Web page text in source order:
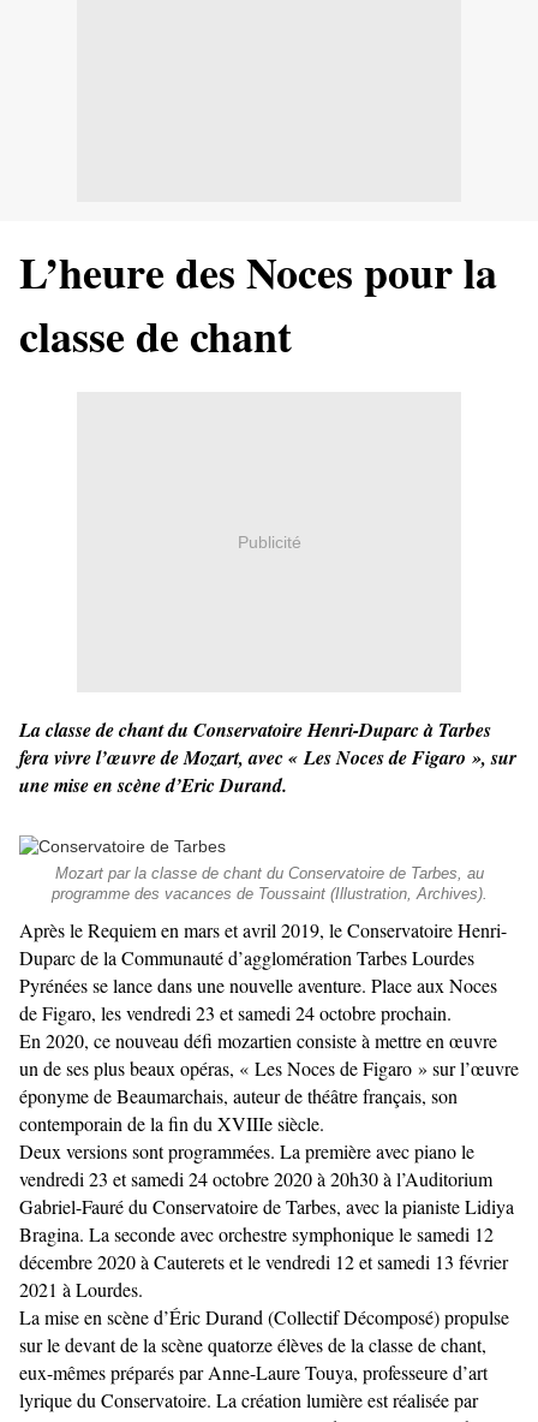
L’heure des Noces pour la
classe de chant
Publicité
La classe de chant du Conservatoire Henri-Duparc à Tarbes
fera vivre l’œuvre de Mozart, avec « Les Noces de Figaro », sur
une mise en scène d’Eric Durand.
Mozart par la classe de chant du Conservatoire de Tarbes, au
programme des vacances de Toussaint (Illustration, Archives).
Après le Requiem en mars et avril 2019, le Conservatoire Henri-
Duparc de la Communauté d’agglomération Tarbes Lourdes
Pyrénées se lance dans une nouvelle aventure. Place aux Noces
de Figaro, les vendredi 23 et samedi 24 octobre prochain.
En 2020, ce nouveau défi mozartien consiste à mettre en œuvre
un de ses plus beaux opéras, « Les Noces de Figaro » sur l’œuvre
éponyme de Beaumarchais, auteur de théâtre français, son
contemporain de la fin du XVIIIe siècle.
Deux versions sont programmées. La première avec piano le
vendredi 23 et samedi 24 octobre 2020 à 20h30 à l’Auditorium
Gabriel-Fauré du Conservatoire de Tarbes, avec la pianiste Lidiya
Bragina. La seconde avec orchestre symphonique le samedi 12
décembre 2020 à Cauterets et le vendredi 12 et samedi 13 février
2021 à Lourdes.
La mise en scène d’Éric Durand (Collectif Décomposé) propulse
sur le devant de la scène quatorze élèves de la classe de chant,
eux-mêmes préparés par Anne-Laure Touya, professeure d’art
lyrique du Conservatoire. La création lumière est réalisée par